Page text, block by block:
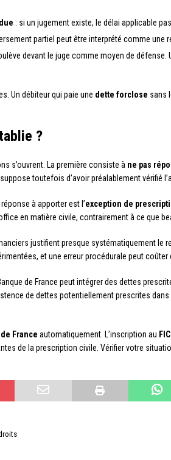
: si un jugement existe, le délai applicable
partiel peut être interprété comme
devant le juge comme moyen de
Un débiteur qui paie une dette forclose sans
?
s’ouvrent. La première consiste à ne pas
toutefois d’avoir préalablement vérifié
à apporter est l’exception de
en matière civile, contrairement à ce que
justifient presque systématiquement le
et une erreur procédurale peut coûter
de France peut intégrer des dettes
de dettes potentiellement prescrites
France automatiquement. L’inscription au
de la prescription civile. Vérifier votre